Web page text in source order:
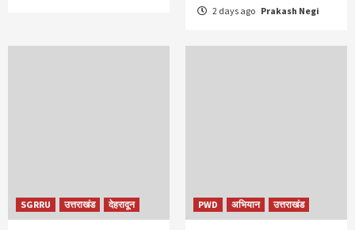
2 days ago Prakash Negi
SGRRU उत्तराखंड देहरादून PWD अभियान उत्तराखंड